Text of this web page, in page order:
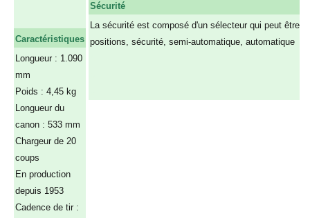
Caractéristiques
Longueur : 1.090
mm
Poids : 4,45 kg
Longueur du
canon : 533 mm
Chargeur de 20
coups
En production
depuis 1953
Cadence de tir :
Sécurité
La sécurité est composé d'un sélecteur qui peut être à
positions, sécurité, semi-automatique, automatique